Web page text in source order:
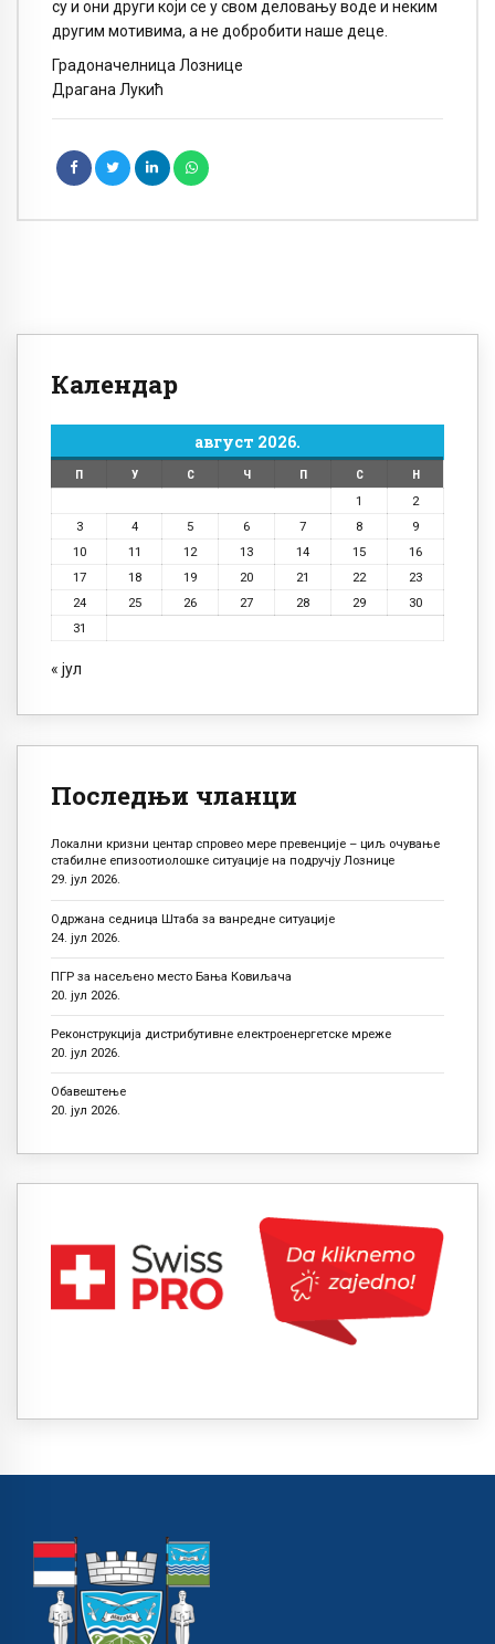
су и они други који се у свом деловању воде и неким
другим мотивима, а не добробити наше деце.
Градоначелница Лознице
Драгана Лукић
Календар
август 2026.
П У С Ч П С
Н
1
2
3
4 5 6 7 8
9
10
11 12 13 14 15
16
17
18 19 20 21 22
23
24
25 26 27 28 29
30
31
« јул
Последњи чланци
Локални кризни центар спровео мере превенције – циљ очување
стабилне епизоотиолошке ситуације на подручју Лознице
29. јул 2026.
Одржана седница Штаба за ванредне ситуације
24. јул 2026.
ПГР за насељено место Бања Ковиљача
20. јул 2026.
Реконструкција дистрибутивне електроенергетске мреже
20. јул 2026.
Обавештење
20. јул 2026.